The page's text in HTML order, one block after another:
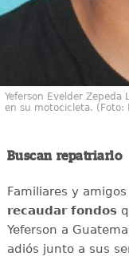
Yeferson Evelder
en su motocicleta. (Foto:
Buscan repatriarlo
Familiares y
recaudar fondos
Yeferson a
adiós junto a sus